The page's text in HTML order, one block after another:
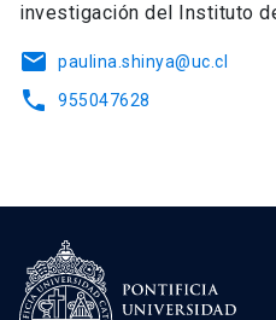
investigación del Instituto
email paulina.shinya@uc.cl
phone 955047628